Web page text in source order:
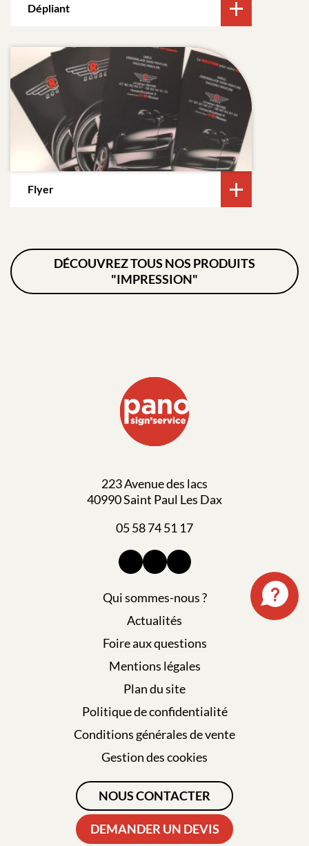
Dépliant
Flyer
DÉCOUVREZ TOUS NOS PRODUITS
"IMPRESSION"
223 Avenue des lacs
40990 Saint Paul Les Dax
05 58 74 51 17
Qui sommes-nous ?
Actualités
Foire aux questions
Mentions légales
Plan du site
Politique de confidentialité
Conditions générales de vente
Gestion des cookies
NOUS CONTACTER
DEMANDER UN DEVIS